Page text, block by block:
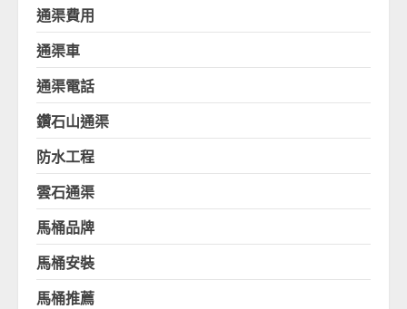
通渠費用
通渠車
通渠電話
鑽石山通渠
防水工程
雲石通渠
馬桶品牌
馬桶安裝
馬桶推薦